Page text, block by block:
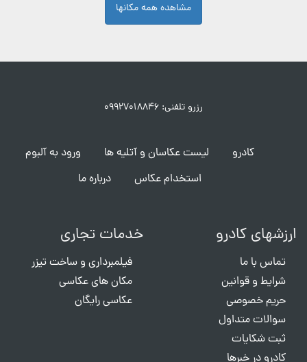
مشاهده همه مکانها
رزرو تلفنی: ۰۹۹۲۷۰۱۸۸۴۶
کادرو لیست عکاسان و آتلیه ها
ورود به آلبوم
استخدام عکاس
درباره ما
ارزشهای کادرو
تماس با ما
شرایط و قوانین
حریم خصوصی
سوالات متداول
ثبت شکایات
کادرو در خبرها
خدمات تجاری
فیلمبرداری و ساخت تیزر
مکان های عکاسی
عکاسی رایگان